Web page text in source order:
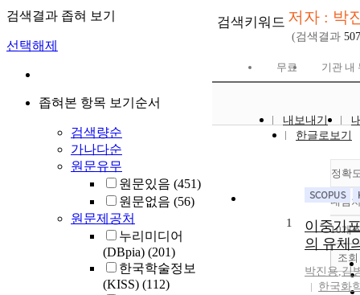
검색결과 좁혀 보기
선택해제
좁혀본 항목 보기순서
검색량순
가나다순
원문유무
원문있음 (451)
원문없음 (56)
원문제공처
누리미디어
(DBpia) (201)
한국학술정보
(KISS) (112)
검색키워드 저자 : 박
(검색결과 507
무료 기관 내
내보내기
한글로보기
정확
내림
10개
조회
1
이중기
의 유체
박진용,김
한국화